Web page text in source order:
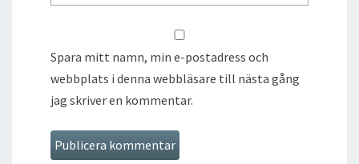
Spara mitt namn, min e-postadress och
webbplats i denna webbläsare till nästa gång
jag skriver en kommentar.